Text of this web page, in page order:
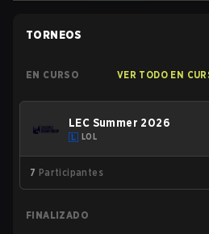
TORNEOS
EN CURSO VER TODO EN
LEC Summer 2026
LOL
7 Participantes
FINALIZADO